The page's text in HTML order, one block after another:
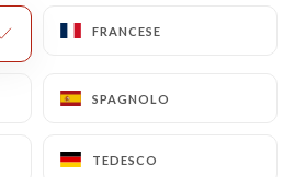
FRANCESE
SPAGNOLO
TEDESCO
FRANCESE
SPAGNOLO
TEDESCO